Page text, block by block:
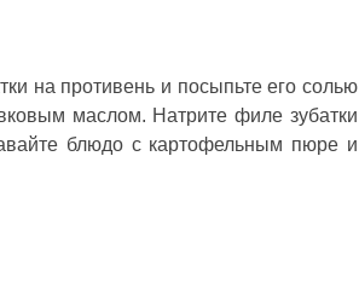
на противень и посыпьте его солью
маслом. Натрите филе зубатки
блюдо с картофельным пюре и